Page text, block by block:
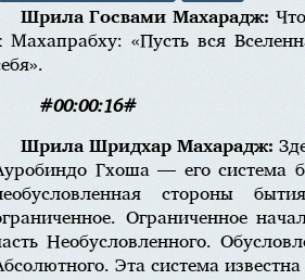
Шрила Госвами Махарадж:
Махапрабху: «Пусть вся
#00:00:16#
Шрила Шридхар Махарадж:
Гхоша — его система
стороны
Ограниченное
Необусловленного.
Эта система